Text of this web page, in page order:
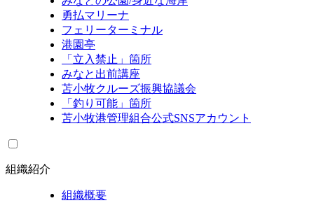
勇払マリーナ
フェリーターミナル
港園亭
「立入禁止」箇所
みなと出前講座
苫小牧クルーズ振興協議会
「釣り可能」箇所
苫小牧港管理組合公式SNSアカウント
組織紹介
組織概要